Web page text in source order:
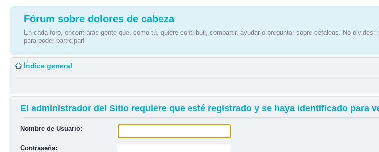
Fórum sobre dolores de cabeza
En cada foro, encontrarás gente que, como tú, quiere contribuir, compartir, ayudar o preguntar sobre cefaleas. No olvides:
para poder participar!
Índice general
El administrador del Sitio requiere que esté registrado y se haya identificado para
Nombre de Usuario:
Contraseña: